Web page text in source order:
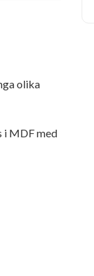
olika
i MDF med